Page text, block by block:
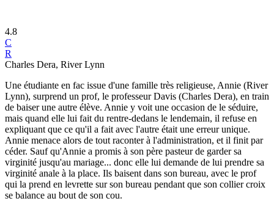
4.8
C
R
Charles Dera, River Lynn
Une étudiante en fac issue d'une famille très religieuse, Annie (River
Lynn), surprend un prof, le professeur Davis (Charles Dera), en train
de baiser une autre élève. Annie y voit une occasion de le séduire,
mais quand elle lui fait du rentre-dedans le lendemain, il refuse en
expliquant que ce qu'il a fait avec l'autre était une erreur unique.
Annie menace alors de tout raconter à l'administration, et il finit par
céder. Sauf qu'Annie a promis à son père pasteur de garder sa
virginité jusqu'au mariage... donc elle lui demande de lui prendre sa
virginité anale à la place. Ils baisent dans son bureau, avec le prof
qui la prend en levrette sur son bureau pendant que son collier croix
se balance au bout de son cou.